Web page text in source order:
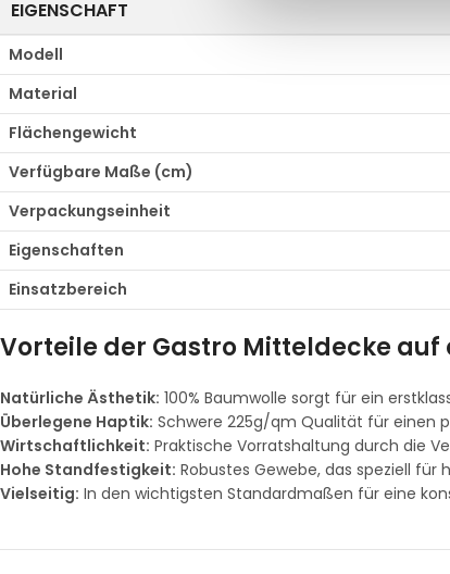
EIGENSCHAFT
Modell
Material
Flächengewicht
Verfügbare Maße (cm)
Verpackungseinheit
Eigenschaften
Einsatzbereich
Vorteile der Gastro Mitteldecke auf
Natürliche Ästhetik: 100% Baumwolle sorgt für ein
Überlegene Haptik: Schwere 225g/qm Qualität für einen
Wirtschaftlichkeit: Praktische Vorratshaltung durch die
Hohe Standfestigkeit: Robustes Gewebe, das speziell
Vielseitig: In den wichtigsten Standardmaßen für eine